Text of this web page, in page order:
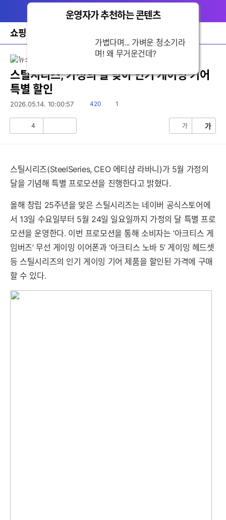
다
와
홈
쇼핑뉴스
이
창
토
스틸시리즈, 가정의 달 맞아 인기 게이밍 기어
특별 할인
2026.05.14. 10:00:57
읽
420
댓1
4 가 가
스틸시리즈(SteelSeries, CEO 에티샴 라바니)가 5월 가정의
달을 기념해 특별 프로모션을 진행한다고 밝혔다.
올해 창립 25주년을 맞은 스틸시리즈는 네이버 공식스토어에
서 13일 수요일부터 5월 24일 일요일까지 가정의 달 특별 프로
모션을 운영한다. 이번 프로모션을 통해 소비자는 ‘아크티스 게
임버즈’ 무선 게이밍 이어폰과 ‘아크티스 노바 5’ 게이밍 헤드셋
등 스틸시리즈의 인기 게이밍 기어 제품을 할인된 가격에 구매
할 수 있다.
운영자가 추천하는 콘텐츠
가볍다며... 가벼운 청소기라
며! 왜 무거운건데?